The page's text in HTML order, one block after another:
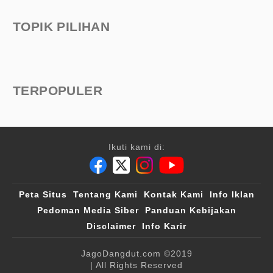
TOPIK PILIHAN
TERPOPULER
Ikuti kami di:
Peta Situs Tentang Kami Kontak Kami
Info Iklan
Pedoman Media Siber
Panduan Kebijakan
Disclaimer
Info Karir
JagoDangdut.com ©2019
| All Rights Reserved